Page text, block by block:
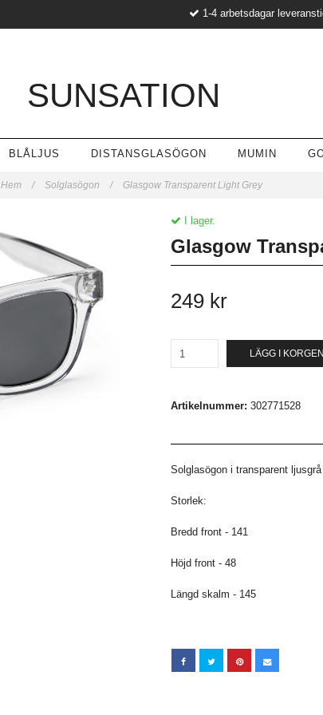
1-4 arbetsdagar
SUNSATION
BLÅLJUS DISTANSGLASÖGON MUMIN
Hem / Solglasögon / Glasgow Transparent Light Grey
I lager.
Glasgow
249 kr
LÄGG I KORGEN
Artikelnummer: 302771528
Solglasögon i transparent
Storlek:
Bredd front - 141
Höjd front - 48
Längd skalm - 145